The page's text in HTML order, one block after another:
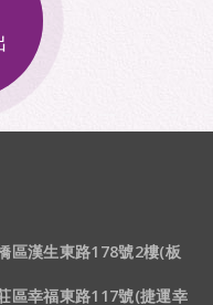
區漢生東路178號2樓(板
區幸福東路117號(捷運幸